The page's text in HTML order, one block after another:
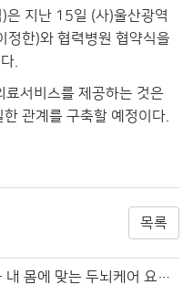
지난 15일 (사)울산광역
정한)와 협력병원 협약식을
.
료서비스를 제공하는 것은
관계를 구축할 예정이다.
목록
울산신문 170921 - 내 몸에 맞는 두뇌케어 요가...